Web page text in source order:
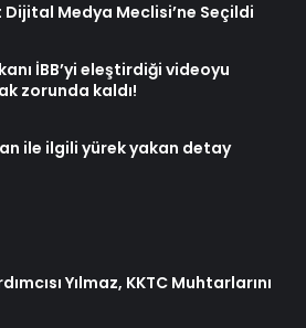
Medya Meclisi’ne Seçildi
İBB’yi eleştirdiği videoyu
zorunda kaldı!
ile ilgili yürek yakan detay
Yılmaz, KKTC Muhtarlarını